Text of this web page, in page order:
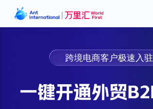
跨境电商客户极速入驻